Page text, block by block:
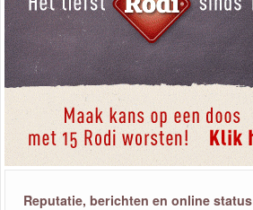
Reputatie, berichten en online status